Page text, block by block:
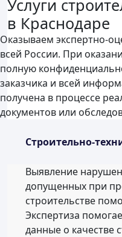
Услуги
в Краснодаре
Оказываем экспертно-
всей России. При
полную
заказчика и всей
получена в процессе
документов или
Строительно-
Выявление
допущенных при
строительстве
Экспертиза
данные о качестве